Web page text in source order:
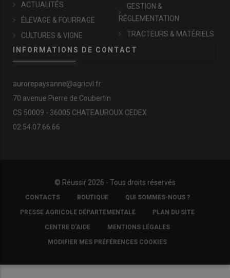
ACTUALITÉS
ÉLEVAGE & FOURRAGE
CULTURES & VIGNE
GESTION &
RÉGLEMENTATION
TRACTEURS & MATÉRIELS
INFORMATIONS DE CONTACT
aurorepaysanne@agricvl.fr
70 avenue Pierre de Coubertin
CS 50009 - 36005 CHATEAUROUX CEDEX
02.54.07.66.66
© Réussir 2026 - Tous droits réservés
FOOTER
COPYRIGHT
CONTACTS BOUTIQUE QUI SOMMES-NOUS ?
PRESSE AGRICOLE DÉPARTEMENTALE PLAN DU SITE
CENTRE D'AIDE MENTIONS LÉGALES
MODIFIER MES PRÉFÉRENCES COOKIES